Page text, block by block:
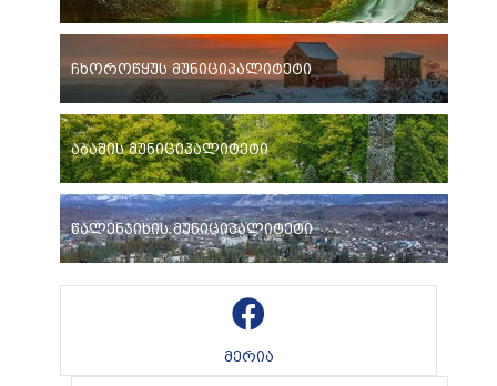
ჩხოროწყუს მუნიციპალიტეტი
აბაშის მუნიციპალიტეტი
წალენჯიხის მუნიციპალიტეტი
მერია